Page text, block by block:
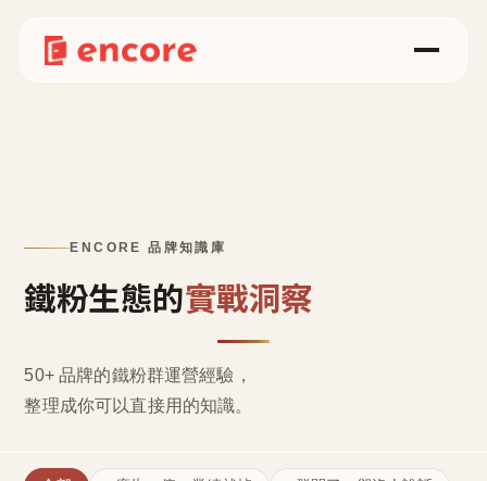
ENCORE 品牌知識庫
鐵粉生態的實戰洞察
50+ 品牌的鐵粉群運營經驗，
整理成你可以直接用的知識。